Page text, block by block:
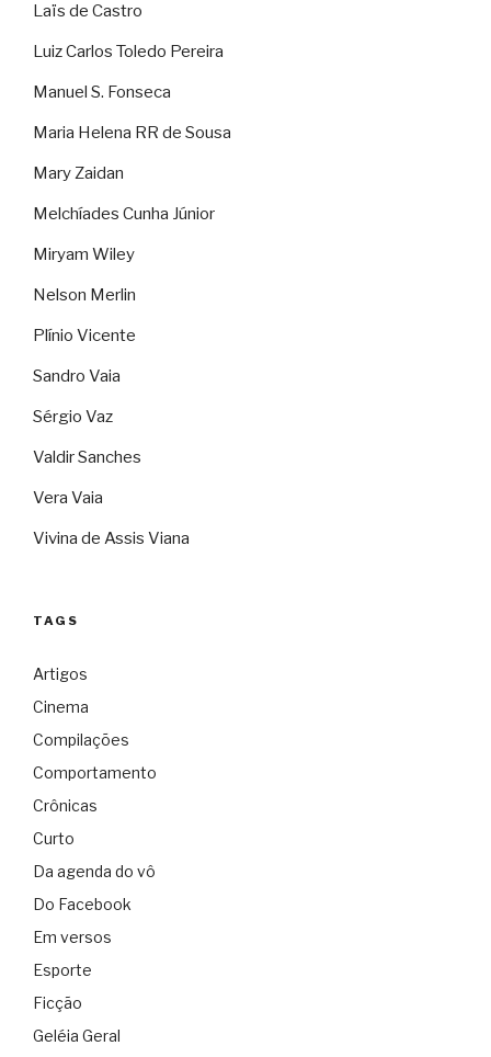
Laïs de Castro
Luiz Carlos Toledo Pereira
Manuel S. Fonseca
Maria Helena RR de Sousa
Mary Zaidan
Melchíades Cunha Júnior
Miryam Wiley
Nelson Merlin
Plínio Vicente
Sandro Vaia
Sérgio Vaz
Valdir Sanches
Vera Vaia
Vivina de Assis Viana
TAGS
Artigos
Cinema
Compilações
Comportamento
Crônicas
Curto
Da agenda do vô
Do Facebook
Em versos
Esporte
Ficção
Geléia Geral